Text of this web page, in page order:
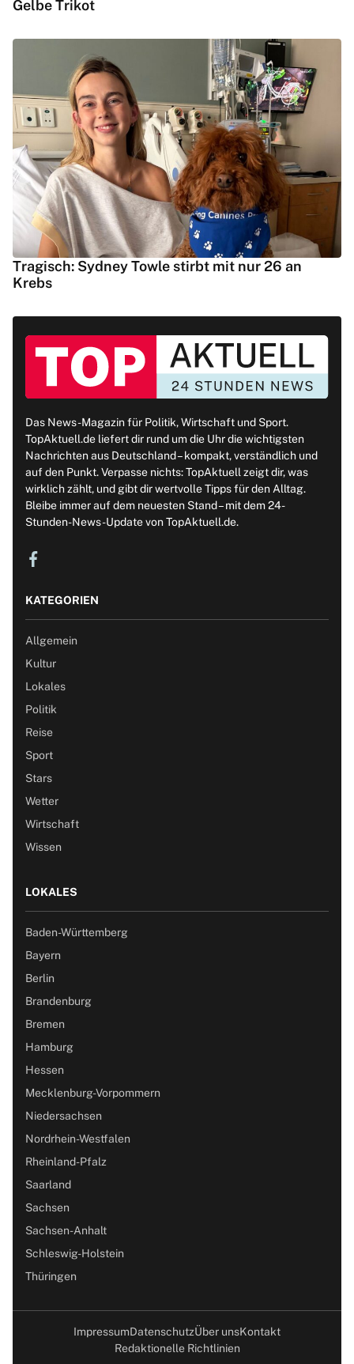
Gelbe Trikot
Tragisch: Sydney Towle stirbt mit nur 26 an
Krebs
Das News-Magazin für Politik, Wirtschaft und Sport.
TopAktuell.de liefert dir rund um die Uhr die wichtigsten
Nachrichten aus Deutschland – kompakt, verständlich und
auf den Punkt. Verpasse nichts: TopAktuell zeigt dir, was
wirklich zählt, und gibt dir wertvolle Tipps für den Alltag.
Bleibe immer auf dem neuesten Stand – mit dem 24-
Stunden-News-Update von TopAktuell.de.
KATEGORIEN
Allgemein
Kultur
Lokales
Politik
Reise
Sport
Stars
Wetter
Wirtschaft
Wissen
LOKALES
Baden-Württemberg
Bayern
Berlin
Brandenburg
Bremen
Hamburg
Hessen
Mecklenburg-Vorpommern
Niedersachsen
Nordrhein-Westfalen
Rheinland-Pfalz
Saarland
Sachsen
Sachsen-Anhalt
Schleswig-Holstein
Thüringen
ImpressumDatenschutzÜber unsKontakt
Redaktionelle Richtlinien